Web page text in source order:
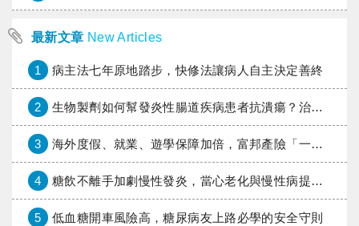
最新文章 New Articles
1 病主法七年原地踏步，快修法讓病人自主決定善終
2 生物製劑如何幫發炎性腸道疾病患者抗潰瘍？治療進展與健保給付困境一次看
3 海外度假、就業、遊學保障加倍，富邦產險「一期逐夢」專案加碼遠距醫療與緊急救援
4 糖飲不離手加劇慢性發炎，當心老化與慢性病提早報到
5 低血糖開車風險高，糖尿病友上路必學的安全守則